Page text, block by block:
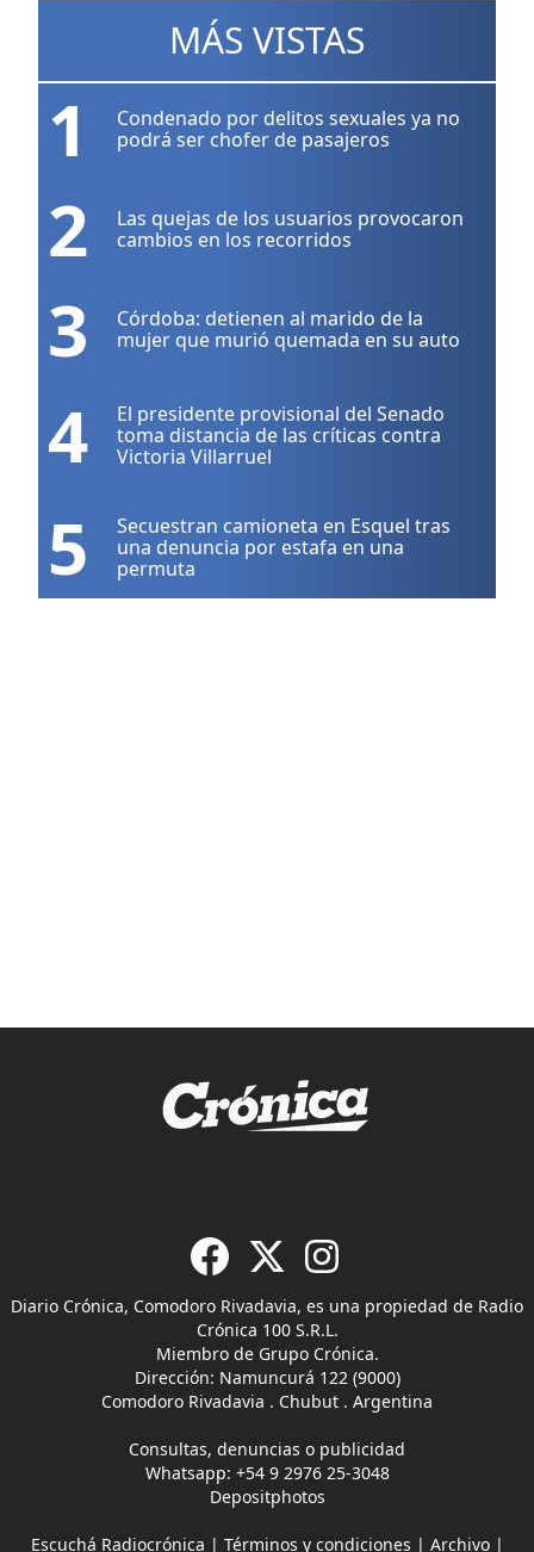
MÁS VISTAS
1
Condenado por delitos sexuales ya no
podrá ser chofer de pasajeros
2
Las quejas de los usuarios provocaron
cambios en los recorridos
3
Córdoba: detienen al marido de la
mujer que murió quemada en su auto
4
El presidente provisional del Senado
toma distancia de las críticas contra
Victoria Villarruel
5
Secuestran camioneta en Esquel tras
una denuncia por estafa en una
permuta
Diario Crónica, Comodoro Rivadavia, es una propiedad de Radio
Crónica 100 S.R.L.
Miembro de Grupo Crónica.
Dirección: Namuncurá 122 (9000)
Comodoro Rivadavia . Chubut . Argentina
Consultas, denuncias o publicidad
Whatsapp: +54 9 2976 25-3048
Depositphotos
Escuchá Radiocrónica | Términos y condiciones | Archivo|